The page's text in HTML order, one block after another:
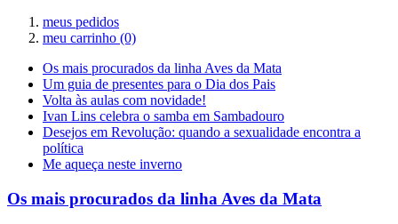
meus pedidos
meu carrinho (0)
Os mais procurados da linha Aves da Mata
Um guia de presentes para o Dia dos Pais
Volta às aulas com novidade!
Ivan Lins celebra o samba em Sambadouro
Desejos em Revolução: quando a sexualidade encontra a
política
Me aqueça neste inverno
Os mais procurados da linha Aves da Mata